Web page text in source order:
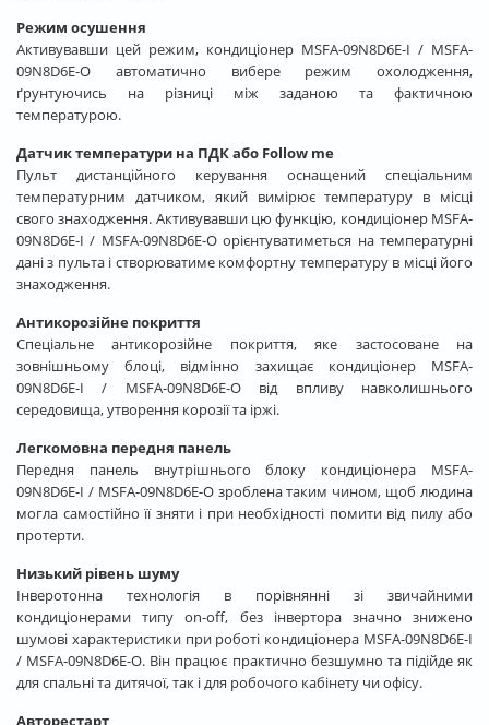
Режим осушення
Активувавши цей режим, кондиціонер MSFA-09N8D6E-I / MSFA-
09N8D6E-O автоматично вибере режим охолодження,
ґрунтуючись на різниці між заданою та фактичною
температурою.
Датчик температури на ПДК або Follow me
Пульт дистанційного керування оснащений спеціальним
температурним датчиком, який вимірює температуру в місці
свого знаходження. Активувавши цю функцію, кондиціонер MSFA-
09N8D6E-I / MSFA-09N8D6E-O орієнтуватиметься на температурні
дані з пульта і створюватиме комфортну температуру в місці його
знаходження.
Антикорозійне покриття
Спеціальне антикорозійне покриття, яке застосоване на
зовнішньому блоці, відмінно захищає кондиціонер MSFA-
09N8D6E-I / MSFA-09N8D6E-O від впливу навколишнього
середовища, утворення корозії та іржі.
Легкомовна передня панель
Передня панель внутрішнього блоку кондиціонера MSFA-
09N8D6E-I / MSFA-09N8D6E-O зроблена таким чином, щоб людина
могла самостійно її зняти і при необхідності помити від пилу або
протерти.
Низький рівень шуму
Інверотонна технологія в порівнянні зі звичайними
кондиціонерами типу on-off, без інвертора значно знижено
шумові характеристики при роботі кондиціонера MSFA-09N8D6E-I
/ MSFA-09N8D6E-O. Він працює практично безшумно та підійде як
для спальні та дитячої, так і для робочого кабінету чи офісу.
Авторестарт